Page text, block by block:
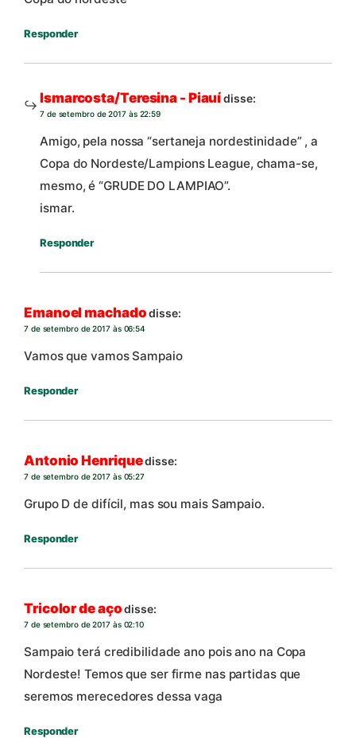
Responder
Ismarcosta/Teresina - Piauídisse:
7 de setembro de 2017 às 22:59
Amigo, pela nossa “sertaneja nordestinidade” , a
Copa do Nordeste/Lampions League, chama-se,
mesmo, é “GRUDE DO LAMPIAO”.
ismar.
Responder
Emanoel machado disse:
7 de setembro de 2017 às 06:54
Vamos que vamos Sampaio
Responder
Antonio Henriquedisse:
7 de setembro de 2017 às 05:27
Grupo D de difícil, mas sou mais Sampaio.
Responder
Tricolor de aço disse:
7 de setembro de 2017 às 02:10
Sampaio terá credibilidade ano pois ano na Copa
Nordeste! Temos que ser firme nas partidas que
seremos merecedores dessa vaga
Responder